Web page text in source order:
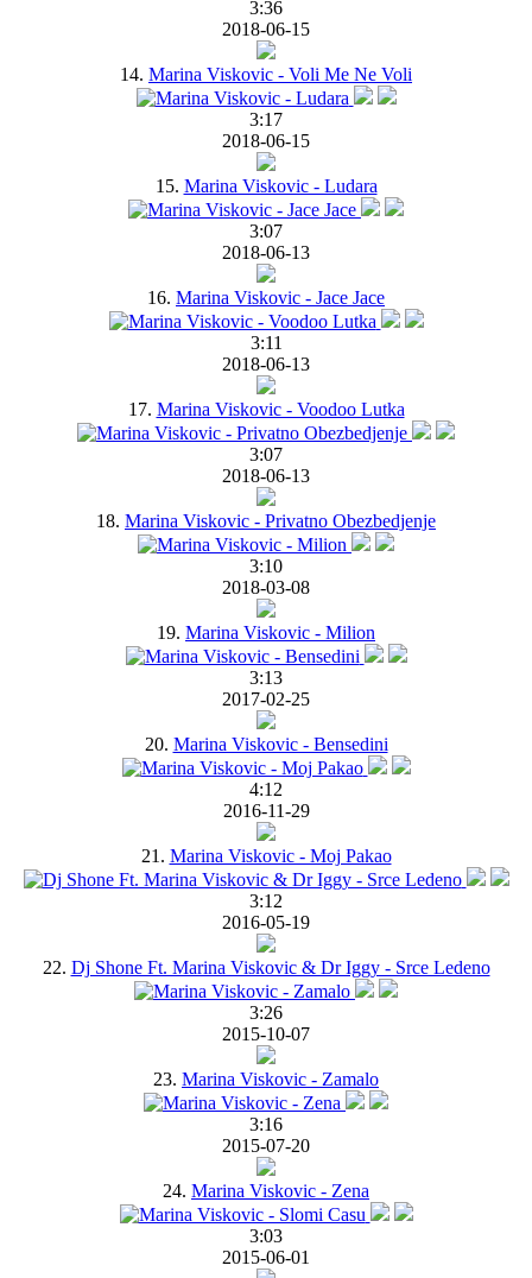
3:36
2018-06-15
14. Marina Viskovic - Voli Me Ne Voli
3:17
2018-06-15
15. Marina Viskovic - Ludara
3:07
2018-06-13
16. Marina Viskovic - Jace Jace
3:11
2018-06-13
17. Marina Viskovic - Voodoo Lutka
3:07
2018-06-13
18. Marina Viskovic - Privatno Obezbedjenje
3:10
2018-03-08
19. Marina Viskovic - Milion
3:13
2017-02-25
20. Marina Viskovic - Bensedini
4:12
2016-11-29
21. Marina Viskovic - Moj Pakao
3:12
2016-05-19
22. Dj Shone Ft. Marina Viskovic & Dr Iggy - Srce Ledeno
3:26
2015-10-07
23. Marina Viskovic - Zamalo
3:16
2015-07-20
24. Marina Viskovic - Zena
3:03
2015-06-01